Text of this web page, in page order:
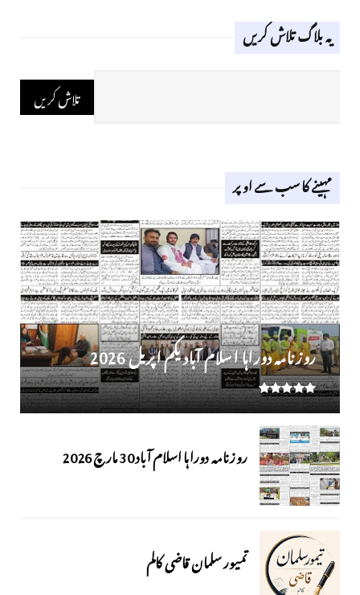
یہ بلاگ تلاش کریں
مہینے کا سب سے اوپر
روز نامہ دوراہا اسلام آباد یکم اپریل 2026
روزنامہ دوراہا اسلام آباد 30 مارچ 2026
تمیور سلمان قاضی کالم